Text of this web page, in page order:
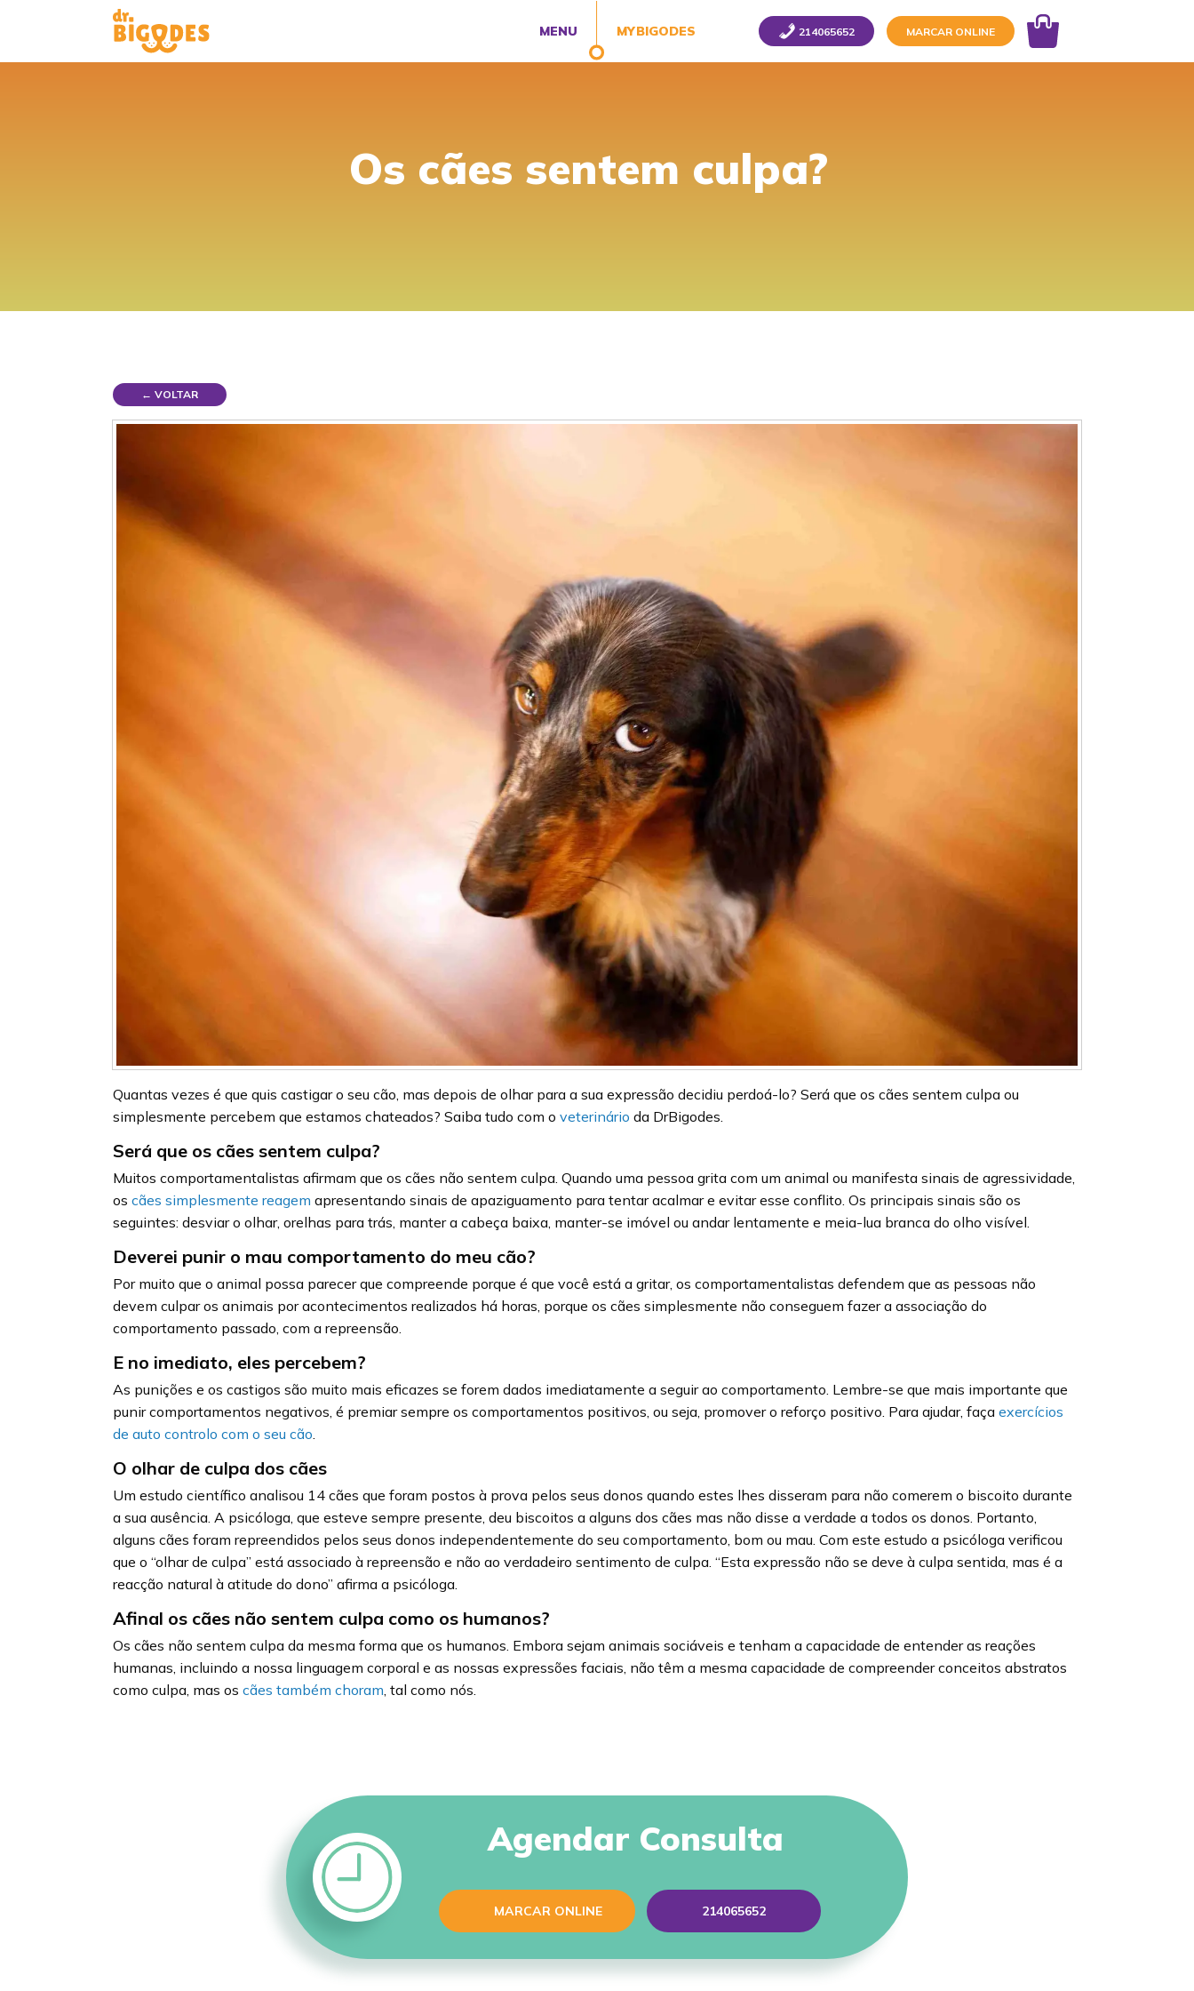
MENU MYBIGODES 214065652 MARCAR ONLINE
Os cães sentem culpa?
← VOLTAR
Quantas vezes é que quis castigar o seu cão, mas depois de olhar para a sua expressão decidiu perdoá-lo? Será que os cães sentem culpa ou
simplesmente percebem que estamos chateados? Saiba tudo com o veterinário da DrBigodes.
Será que os cães sentem culpa?
Muitos comportamentalistas afirmam que os cães não sentem culpa. Quando uma pessoa grita com um animal ou manifesta sinais de agressividade,
os cães simplesmente reagem apresentando sinais de apaziguamento para tentar acalmar e evitar esse conflito. Os principais sinais são os
seguintes: desviar o olhar, orelhas para trás, manter a cabeça baixa, manter-se imóvel ou andar lentamente e meia-lua branca do olho visível.
Deverei punir o mau comportamento do meu cão?
Por muito que o animal possa parecer que compreende porque é que você está a gritar, os comportamentalistas defendem que as pessoas não
devem culpar os animais por acontecimentos realizados há horas, porque os cães simplesmente não conseguem fazer a associação do
comportamento passado, com a repreensão.
E no imediato, eles percebem?
As punições e os castigos são muito mais eficazes se forem dados imediatamente a seguir ao comportamento. Lembre-se que mais importante que
punir comportamentos negativos, é premiar sempre os comportamentos positivos, ou seja, promover o reforço positivo. Para ajudar, faça exercícios
de auto controlo com o seu cão.
O olhar de culpa dos cães
Um estudo científico analisou 14 cães que foram postos à prova pelos seus donos quando estes lhes disseram para não comerem o biscoito durante
a sua ausência. A psicóloga, que esteve sempre presente, deu biscoitos a alguns dos cães mas não disse a verdade a todos os donos. Portanto,
alguns cães foram repreendidos pelos seus donos independentemente do seu comportamento, bom ou mau. Com este estudo a psicóloga verificou
que o “olhar de culpa” está associado à repreensão e não ao verdadeiro sentimento de culpa. “Esta expressão não se deve à culpa sentida, mas é a
reacção natural à atitude do dono” afirma a psicóloga.
Afinal os cães não sentem culpa como os humanos?
Os cães não sentem culpa da mesma forma que os humanos. Embora sejam animais sociáveis e tenham a capacidade de entender as reações
humanas, incluindo a nossa linguagem corporal e as nossas expressões faciais, não têm a mesma capacidade de compreender conceitos abstratos
como culpa, mas os cães também choram, tal como nós.
Agendar Consulta
MARCAR ONLINE 214065652